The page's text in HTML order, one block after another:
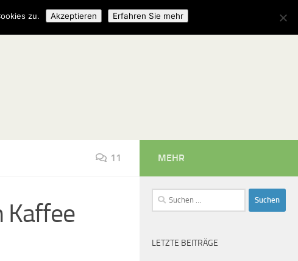
11
Kaffee
MEHR
Suchen
nach:
LETZTE BEITRÄGE
zu. Akzeptieren Erfahren Sie mehr